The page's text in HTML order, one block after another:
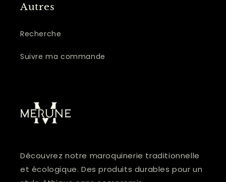
Autres
Recherche
Suivre ma commande
Découvrez notre maroquinerie traditionnelle
et écologique. Des produits durables pour un